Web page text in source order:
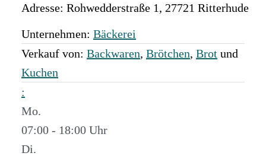
Adresse: Rohwedderstraße 1, 27721 Ritterhude
Unternehmen: Bäckerei
Verkauf von: Backwaren, Brötchen, Brot und
Kuchen
:
Mo.
07:00 - 18:00
Di.